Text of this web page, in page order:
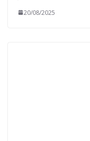
20/08/2025